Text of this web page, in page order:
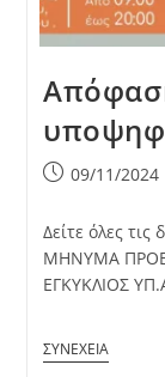
Post09/11/2024
Δείτε όλες
ΜΗΝΥΜΑ
ΕΓΚΥΚΛΙΟΣ